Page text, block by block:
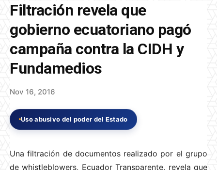
Filtración revela que
gobierno ecuatoriano pagó
campaña contra la CIDH y
Fundamedios
Nov 16, 2016
Uso abusivo del poder del Estado
Una filtración de documentos realizado por el grupo
de whistleblowers, Ecuador Transparente, revela que